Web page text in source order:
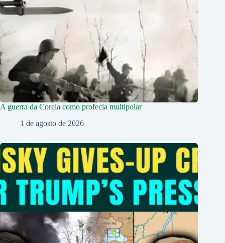
A guerra da Coreia como profecia multipolar
1 de agosto de 2026